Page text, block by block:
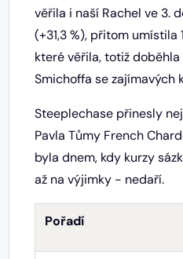
věřila i naší Rachel ve 3.
(+31,3 %), přitom umístila
které věřila, totiž
Smichoffa se zajímavých
Steeplechase přinesly
Pavla Tůmy French
byla dnem, kdy kurzy
až na výjimky - nedaří.
Pořadí